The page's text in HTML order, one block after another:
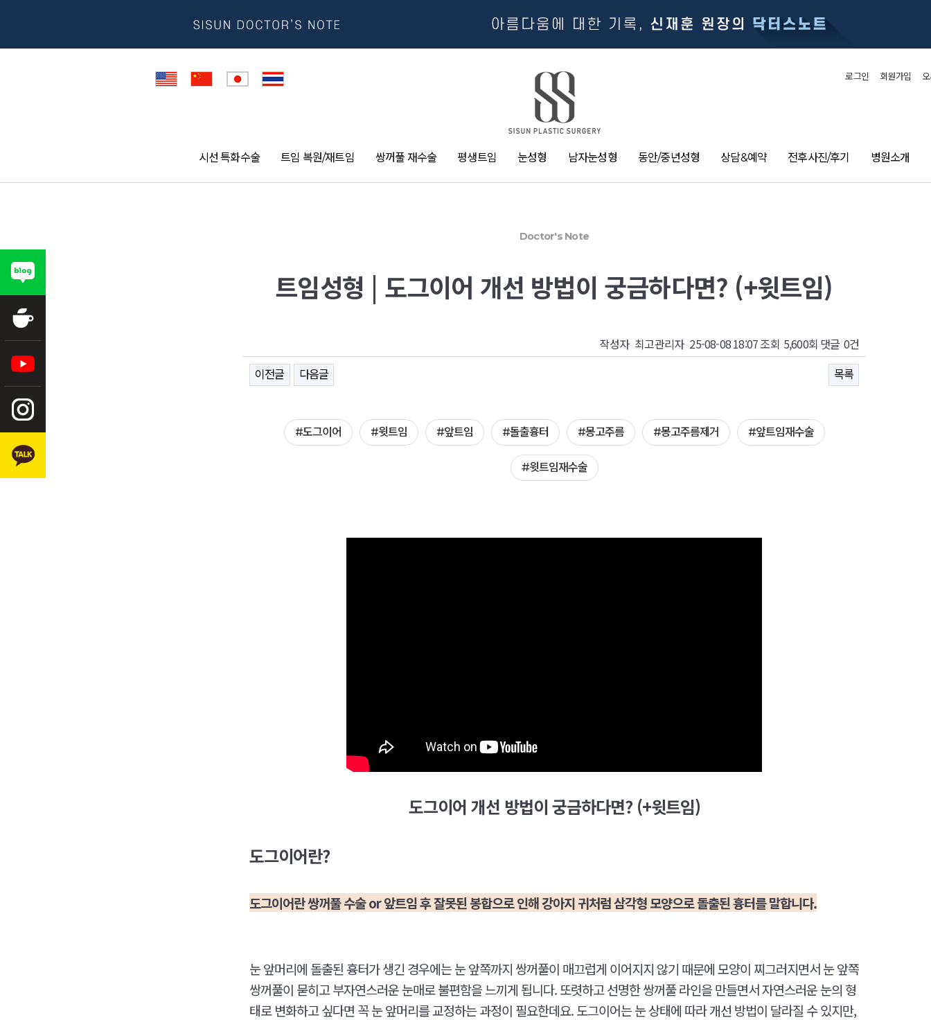
시선 특화수술 트임 복원/재트임 쌍꺼풀 재수술 평생트임 눈성형 남자눈성형 동안/중년성형 상담&예약 전후사진/후기 병원소개
로그인 회원가입
Doctor's Note
트임성형 | 도그이어 개선 방법이 궁금하다면? (+윗트임)
작성자 최고관리자 25-08-08 18:07조회 5,600회 댓글 0건
이전글 다음글 목록
#도그이어 #윗트임 #앞트임 #돌출흉터 #몽고주름 #몽고주름제거 #앞트임재수술
#윗트임재수술
도그이어 개선 방법이 궁금하다면? (+윗트임)
도그이어란?
도그이어란 쌍꺼풀 수술 or 앞트임 후 잘못된 봉합으로 인해 강아지 귀처럼 삼각형 모양으로 돌출된 흉터를 말합니다.
눈 앞머리에 돌출된 흉터가 생긴 경우에는 눈 앞쪽까지 쌍꺼풀이 매끄럽게 이어지지 않기 때문에 모양이 찌그러지면서 눈 앞쪽
쌍꺼풀이 묻히고 부자연스러운 눈매로 불편함을 느끼게 됩니다. 또렷하고 선명한 쌍꺼풀 라인을 만들면서 자연스러운 눈의 형
태로 변화하고 싶다면 꼭 눈 앞머리를 교정하는 과정이 필요한데요. 도그이어는 눈 상태에 따라 개선 방법이 달라질 수 있지만,